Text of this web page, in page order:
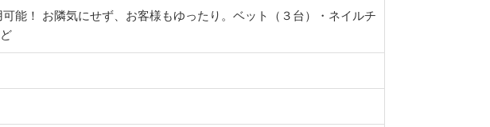
能！ お隣気にせず、お客様もゆったり。ベット（３台）・ネイルチ